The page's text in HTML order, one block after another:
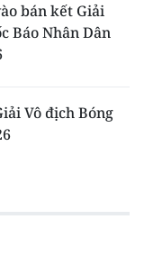
bán kết Giải
Báo Nhân Dân
Vô địch Bóng